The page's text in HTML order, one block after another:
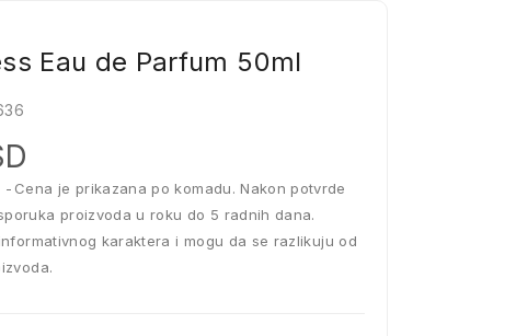
Eau de Parfum 50ml
Cena je prikazana po komadu. Nakon potvrde
proizvoda u roku do 5 radnih dana.
karaktera i mogu da se razlikuju od